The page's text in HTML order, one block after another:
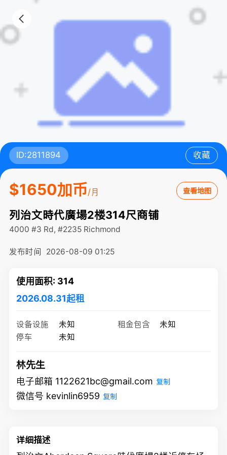
ID:2811894 收藏
$1650加币/月 查看地图
列治文時代廣場2楼314尺商铺
4000 #3 Rd, #2235 Richmond
发布时间 2026-08-09 01:25
使用面积: 314
2026.08.31起租
设备设施 未知 租金包含
未知
停车
未知
林先生
电子邮箱 1122621bc@gmail.com 复制
微信号 kevinlin6959 复制
详细描述